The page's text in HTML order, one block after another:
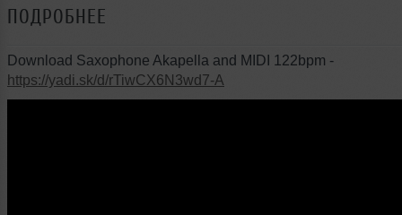
ПОДРОБНЕЕ
Download Saxophone Akapella and MIDI 122bpm -
https://yadi.sk/d/rTiwCX6N3wd7-A